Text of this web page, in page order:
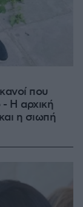
που
Η αρχική
η σιωπή